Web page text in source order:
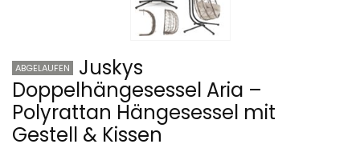
ABGELAUFEN
Juskys
Doppelhängesessel Aria –
Polyrattan Hängesessel mit
Gestell & Kissen